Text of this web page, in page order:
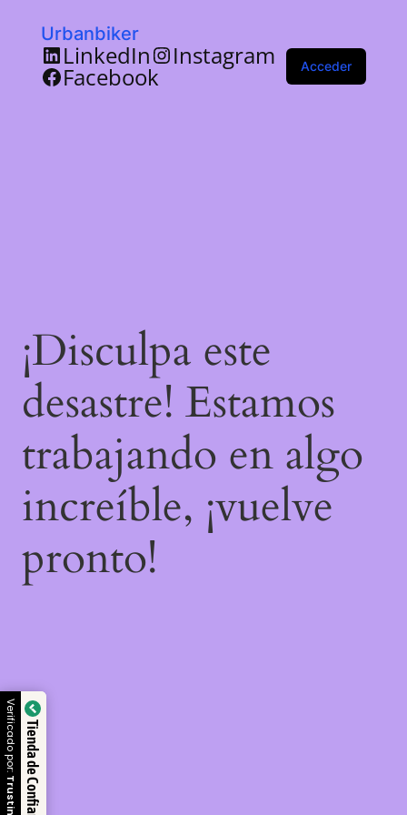
Urbanbiker
LinkedIn Instagram
Facebook Acceder
¡Disculpa este
desastre! Estamos
trabajando en algo
increíble, ¡vuelve
pronto!
Tienda de Confianza
Verificado por: